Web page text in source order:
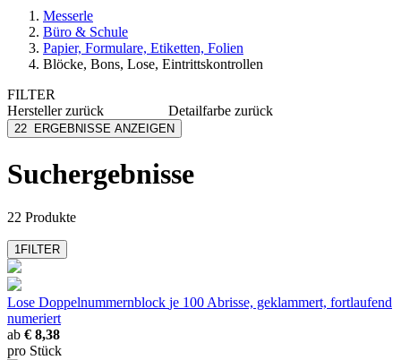
Messerle
Büro & Schule
Papier, Formulare, Etiketten, Folien
Blöcke, Bons, Lose, Eintrittskontrollen
FILTER
Herstellerzurück
Avery Zweckform
Sigel
Wolf+Appenzeller
Detailfarbe zurück
farblich sortiert
22 ERGEBNISSE ANZEIGEN
Suchergebnisse
22 Produkte
1FILTER
Lose Doppelnummernblock je 100 Abrisse, geklammert, fortlaufend
numeriert
ab € 8,38
pro Stück